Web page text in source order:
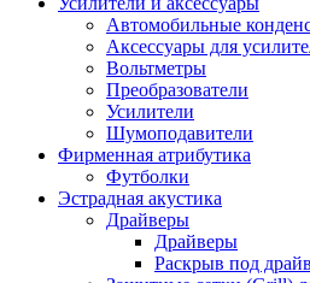
Автомобильные
Аксессуары для
Вольтметры
Преобразователи
Усилители
Шумоподавители
Фирменная атрибутика
Футболки
Эстрадная акустика
Драйверы
Драйверы
Раскрыв под